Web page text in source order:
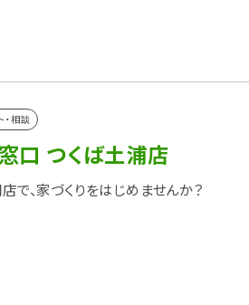
・相談
口 つくば土浦店
で、家づくりをはじめませんか？